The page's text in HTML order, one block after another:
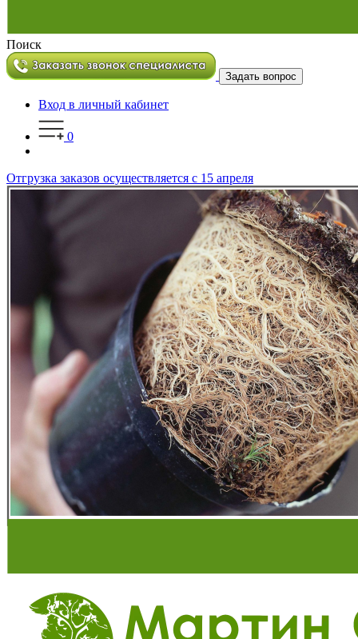
Поиск
Задать вопрос
Вход в личный кабинет
0
Отгрузка заказов осуществляется с 15 апреля